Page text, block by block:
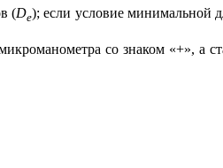
(De); если условие минимальной
со знаком «+», а